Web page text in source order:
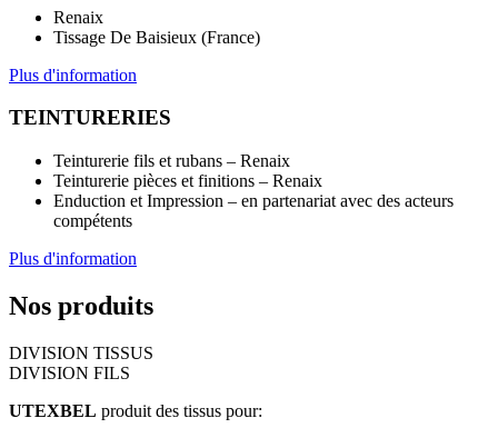
Renaix
Tissage De Baisieux (France)
Plus d'information
TEINTURERIES
Teinturerie fils et rubans – Renaix
Teinturerie pièces et finitions – Renaix
Enduction et Impression – en partenariat avec des acteurs
compétents
Plus d'information
Nos produits
DIVISION TISSUS
DIVISION FILS
UTEXBEL produit des tissus pour: